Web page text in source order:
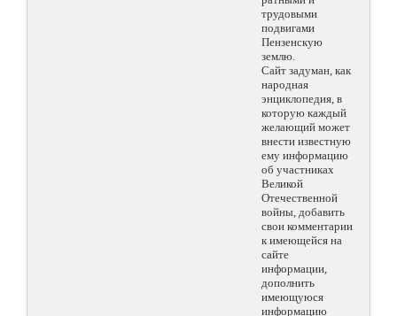
трудовыми
подвигами
Пензенскую
землю.
Сайт задуман, как
народная
энциклопедия, в
которую каждый
желающий может
внести известную
ему информацию
об участниках
Великой
Отечественной
войны, добавить
свои комментарии
к имеющейся на
сайте
информации,
дополнить
имеющуюся
информацию